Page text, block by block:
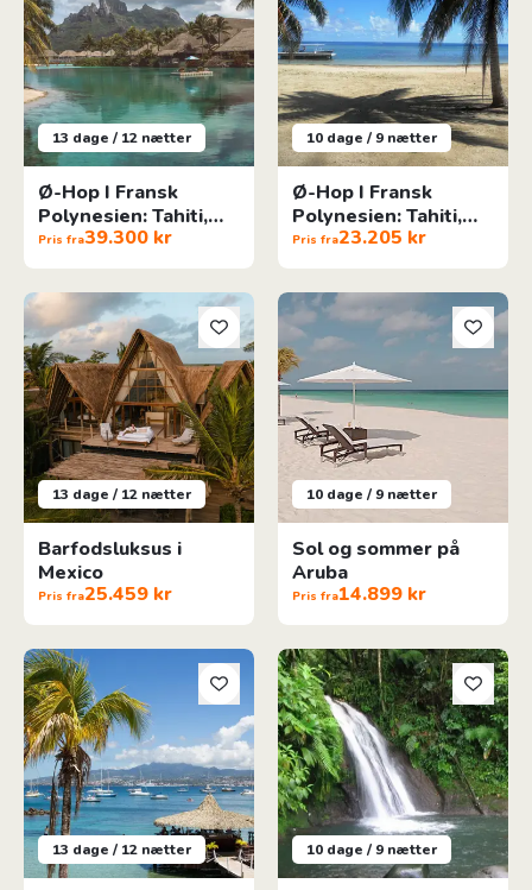
13 dage / 12 nætter
Ø-Hop I Fransk
Polynesien: Tahiti,
Moorea & Bora Bora
Pris fra39.300 kr
10 dage / 9 nætter
Ø-Hop I Fransk
Polynesien: Tahiti,
Raiatea & Moorea
Pris fra23.205 kr
13 dage / 12 nætter
Barfodsluksus i
Mexico
Pris fra25.459 kr
Barfodsluksus i Mexico
10 dage / 9 nætter
Sol og sommer på
Aruba
Pris fra14.899 kr
Sol og sommer på Aruba
13 dage / 12 nætter
Guadeloupe & Martinique
10 dage / 9 nætter
Basse Terre: Regnskovssiden